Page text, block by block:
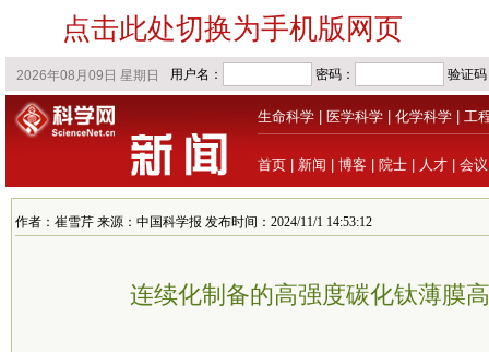
点击此处切换为手机版网页
生命科学 医学科学 化学科学 工
首页 新闻 博客 院士 人才 会议
作者：崔雪芹 来源：中国科学报 发布时间：2024/11/1 14:53:12
连续化制备的高强度碳化钛薄膜